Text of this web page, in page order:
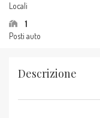
Locali
1
Posti auto
Descrizione